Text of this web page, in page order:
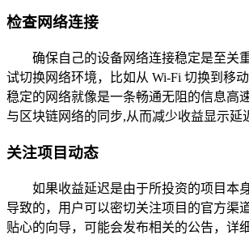
检查网络连接
确保自己的设备网络连接稳定是至关
试切换网络环境，比如从 Wi-Fi 切换到移
稳定的网络就像是一条畅通无阻的信息高
与区块链网络的同步,从而减少收益显示延
关注项目动态
如果收益延迟是由于所投资的项目本
导致的，用户可以密切关注项目的官方渠
贴心的向导，可能会发布相关的公告，详